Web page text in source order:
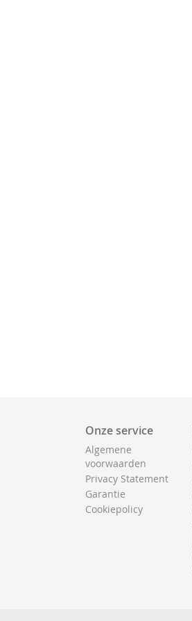
Onze service
Algemene
voorwaarden
Privacy Statement
Garantie
Cookiepolicy